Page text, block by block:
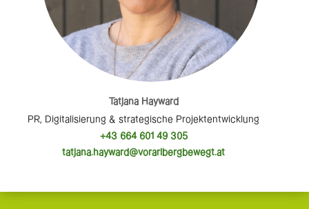
Tatjana Hayward
PR, Digitalisierung & strategische Projektentwicklung
+43 664 601 49 305
tatjana.hayward@vorarlbergbewegt.at